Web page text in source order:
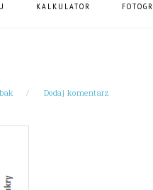
KALKULATOR
Dodaj komentarz